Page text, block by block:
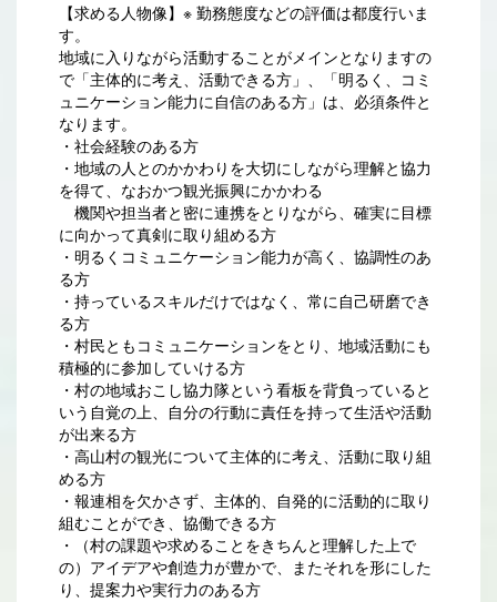
【求める人物像】※ 勤務態度などの評価は都度行いま
す。
地域に入りながら活動することがメインとなりますの
で「主体的に考え、活動できる方」、「明るく、コミ
ュニケーション能力に自信のある方」は、必須条件と
なります。
・社会経験のある方
・地域の人とのかかわりを大切にしながら理解と協力
を得て、なおかつ観光振興にかかわる
機関や担当者と密に連携をとりながら、確実に目標
に向かって真剣に取り組める方
・明るくコミュニケーション能力が高く、協調性のあ
る方
・持っているスキルだけではなく、常に自己研磨でき
る方
・村民ともコミュニケーションをとり、地域活動にも
積極的に参加していける方
・村の地域おこし協力隊という看板を背負っていると
いう自覚の上、自分の行動に責任を持って生活や活動
が出来る方
・高山村の観光について主体的に考え、活動に取り組
める方
・報連相を欠かさず、主体的、自発的に活動的に取り
組むことができ、協働できる方
・（村の課題や求めることをきちんと理解した上で
の）アイデアや創造力が豊かで、またそれを形にした
り、提案力や実行力のある方